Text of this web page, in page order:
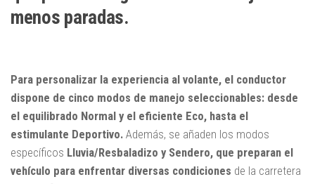
menos paradas.
Para personalizar la experiencia al volante, el conductor
dispone de cinco modos de manejo seleccionables: desde
el equilibrado Normal y el eficiente Eco, hasta el
estimulante Deportivo. Además, se añaden los modos
específicos Lluvia/Resbaladizo y Sendero, que preparan el
vehículo para enfrentar diversas condiciones de la carretera